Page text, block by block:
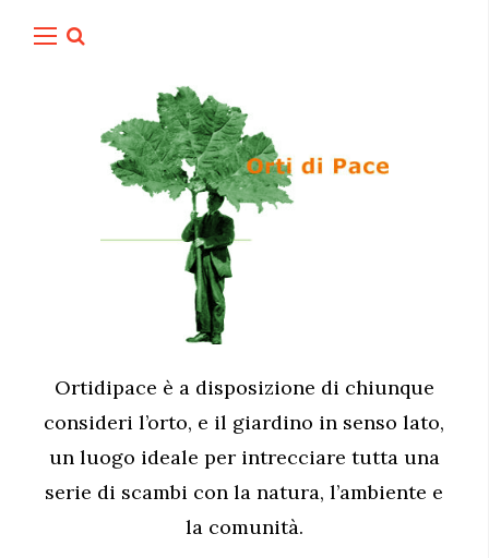
Ortidipace è a disposizione di chiunque
consideri l’orto, e il giardino in senso lato,
un luogo ideale per intrecciare tutta una
serie di scambi con la natura, l’ambiente e
la comunità.